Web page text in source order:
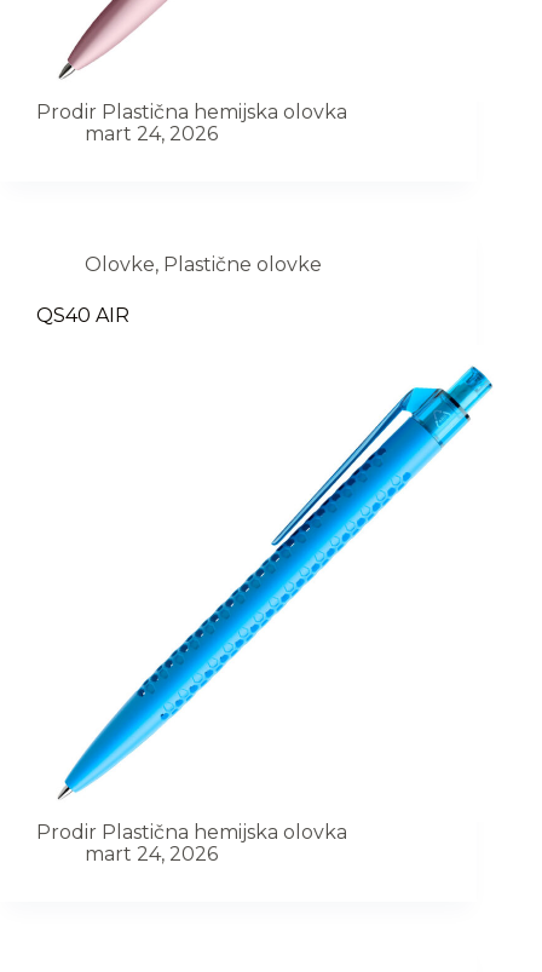
Prodir Plastična hemijska olovka
mart 24, 2026
Olovke, Plastične olovke
QS40 AIR
Prodir Plastična hemijska olovka
mart 24, 2026